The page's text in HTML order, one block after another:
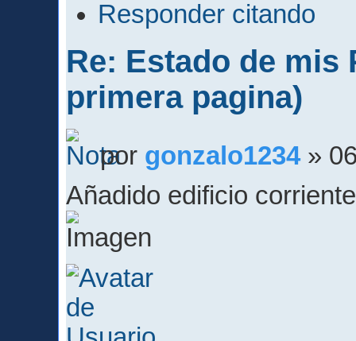
Responder citando
Re: Estado de mis
primera pagina)
por gonzalo1234»
Añadido edificio